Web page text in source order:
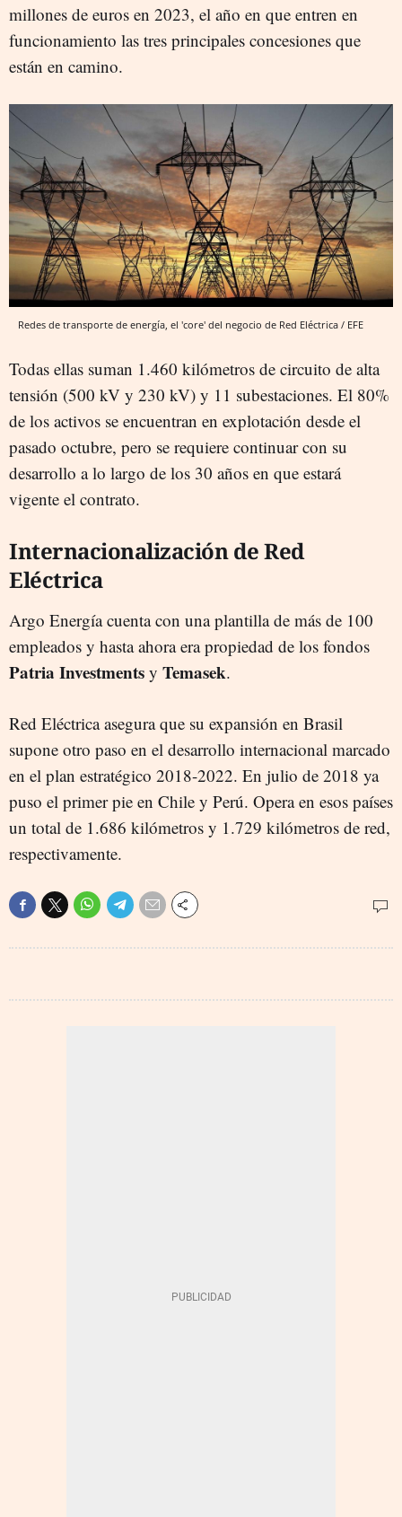
millones de euros en 2023, el año en que entren en
funcionamiento las tres principales concesiones que
están en camino.
Redes de transporte de energía, el 'core' del negocio de Red Eléctrica / EFE
Todas ellas suman 1.460 kilómetros de circuito de alta
tensión (500 kV y 230 kV) y 11 subestaciones. El 80%
de los activos se encuentran en explotación desde el
pasado octubre, pero se requiere continuar con su
desarrollo a lo largo de los 30 años en que estará
vigente el contrato.
Internacionalización de Red
Eléctrica
Argo Energía cuenta con una plantilla de más de 100
empleados y hasta ahora era propiedad de los fondos
Patria Investments y Temasek.
Red Eléctrica asegura que su expansión en Brasil
supone otro paso en el desarrollo internacional marcado
en el plan estratégico 2018-2022. En julio de 2018 ya
puso el primer pie en Chile y Perú. Opera en esos países
un total de 1.686 kilómetros y 1.729 kilómetros de red,
respectivamente.